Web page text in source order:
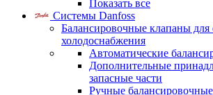
Показать все
Системы Danfoss
Балансировочные клапаны для
холодоснабжения
Автоматические
Дополнительные
запасные части
Ручные